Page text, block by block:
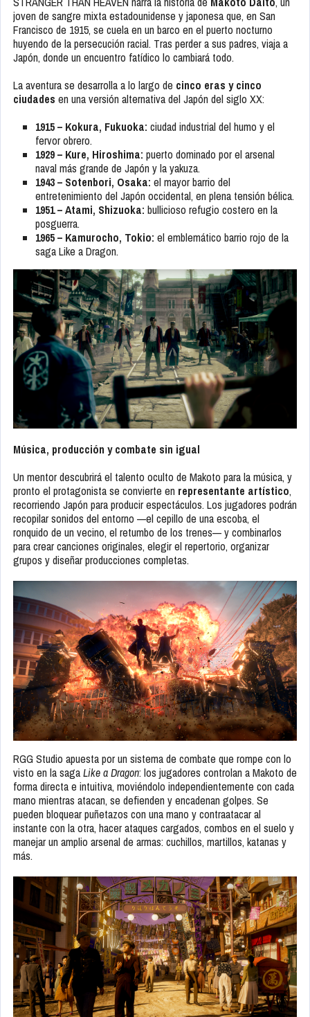
joven de sangre mixta estadounidense y japonesa que, en San
Francisco de 1915, se cuela en un barco en el puerto nocturno
huyendo de la persecución racial. Tras perder a sus padres, viaja a
Japón, donde un encuentro fatídico lo cambiará todo.
La aventura se desarrolla a lo largo de cinco eras y cinco
ciudades en una versión alternativa del Japón del siglo XX:
1915 – Kokura, Fukuoka: ciudad industrial del humo y el
fervor obrero.
1929 – Kure, Hiroshima: puerto dominado por el arsenal
naval más grande de Japón y la yakuza.
1943 – Sotenbori, Osaka: el mayor barrio del
entretenimiento del Japón occidental, en plena tensión bélica.
1951 – Atami, Shizuoka: bullicioso refugio costero en la
posguerra.
1965 – Kamurocho, Tokio: el emblemático barrio rojo de la
saga Like a Dragon.
Música, producción y combate sin igual
Un mentor descubrirá el talento oculto de Makoto para la música, y
pronto el protagonista se convierte en representante artístico,
recorriendo Japón para producir espectáculos. Los jugadores podrán
recopilar sonidos del entorno —el cepillo de una escoba, el
ronquido de un vecino, el retumbo de los trenes— y combinarlos
para crear canciones originales, elegir el repertorio, organizar
grupos y diseñar producciones completas.
RGG Studio apuesta por un sistema de combate que rompe con lo
visto en la sagaLike a Dragon: los jugadores controlan a Makoto de
forma directa e intuitiva, moviéndolo independientemente con cada
mano mientras atacan, se defienden y encadenan golpes. Se
pueden bloquear puñetazos con una mano y contraatacar al
instante con la otra, hacer ataques cargados, combos en el suelo y
manejar un amplio arsenal de armas: cuchillos, martillos, katanas y
más.